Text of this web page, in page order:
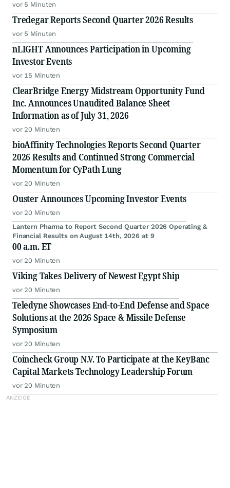
vor 5 Minuten
Tredegar Reports Second Quarter 2026 Results
vor 5 Minuten
nLIGHT Announces Participation in Upcoming
Investor Events
vor 15 Minuten
ClearBridge Energy Midstream Opportunity Fund
Inc. Announces Unaudited Balance Sheet
Information as of July 31, 2026
vor 20 Minuten
bioAffinity Technologies Reports Second Quarter
2026 Results and Continued Strong Commercial
Momentum for CyPath Lung
vor 20 Minuten
Ouster Announces Upcoming Investor Events
vor 20 Minuten
Lantern Pharma to Report Second Quarter 2026 Operating &
Financial Results on August 14th, 2026 at 9
00 a.m. ET
vor 20 Minuten
Viking Takes Delivery of Newest Egypt Ship
vor 20 Minuten
Teledyne Showcases End-to-End Defense and Space
Solutions at the 2026 Space & Missile Defense
Symposium
vor 20 Minuten
Coincheck Group N.V. To Participate at the KeyBanc
Capital Markets Technology Leadership Forum
vor 20 Minuten